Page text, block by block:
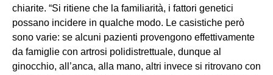
chiarite. “Si ritiene che la familiarità, i fattori genetici
possano incidere in qualche modo. Le casistiche però
sono varie: se alcuni pazienti provengono effettivamente
da famiglie con artrosi polidistrettuale, dunque al
ginocchio, all’anca, alla mano, altri invece si ritrovano con